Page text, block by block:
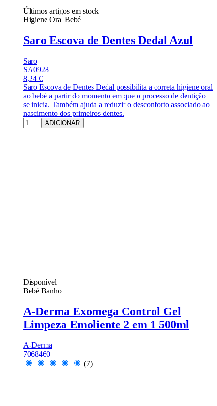
Últimos artigos em stock
Higiene Oral Bebé
Saro Escova de Dentes Dedal Azul
Saro
SA0928
8,24 €
Saro Escova de Dentes Dedal possibilita a correta higiene oral
ao bebé a partir do momento em que o processo de dentição
se inicia. Também ajuda a reduzir o desconforto associado ao
nascimento dos primeiros dentes.
ADICIONAR
Disponível
Bebé Banho
A-Derma Exomega Control Gel
Limpeza Emoliente 2 em 1 500ml
A-Derma
7068460
(7)